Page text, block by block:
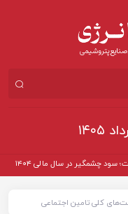
چشمگیر در سال مالی ۱۴۰۴
کلی تامین اجتماعی